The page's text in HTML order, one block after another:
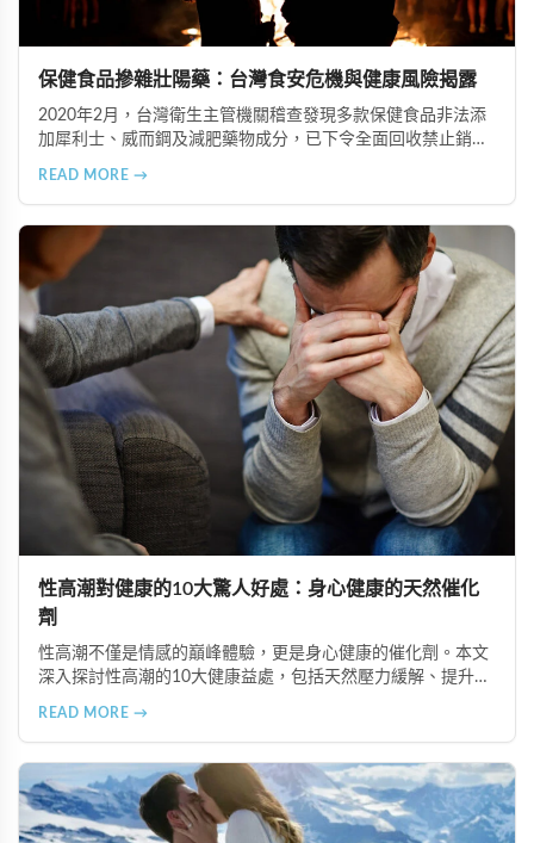
保健食品摻雜壯陽藥：台灣食安危機與健康風險揭露
2020年2月，台灣衛生主管機關稽查發現多款保健食品非法添
加犀利士、威而鋼及減肥藥物成分，已下令全面回收禁止銷
READ MORE →
性高潮對健康的10大驚人好處：身心健康的天然催化
劑
性高潮不僅是情感的巔峰體驗，更是身心健康的催化劑。本文
深入探討性高潮的10大健康益處，包括天然壓力緩解、提升睡
情感連結。
READ MORE →